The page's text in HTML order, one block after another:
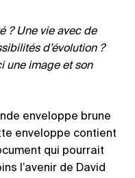
? Une vie avec de
d’évolution ?
une image et son
enveloppe brune
enveloppe contient
qui pourrait
l’avenir de David